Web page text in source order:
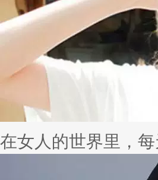
淘宝模特面试流程
你平时在淘宝店里